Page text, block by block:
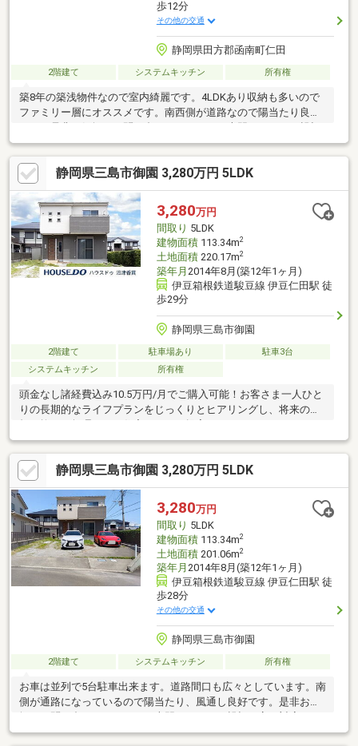
歩12分
その他の交通
静岡県田方郡函南町仁田
2階建て システムキッチン 所有権
築8年の築浅物件なので室内綺麗です。4LDKあり収納も多いので
ファミリー層にオススメです。南西側が道路なので陽当たり良好
丁寧に対応いたします。
静岡県三島市御園 3,280万円 5LDK
3,280万円
間取り 5LDK
建物面積113.34m2
土地面積220.17m2
築年月 2014年8月(築12年1ヶ月)
伊豆箱根鉄道駿豆線 伊豆仁田駅 徒
歩29分
静岡県三島市御園
2階建て 駐車場あり
駐車3台
システムキッチン
所有権
頭金なし諸経費込み10.5万円/月でご購入可能！お客さま一人ひと
りの長期的なライフプランをじっくりとヒアリングし、将来の負
担を抑えた無理のない住宅ローンを提案いたします。
静岡県三島市御園 3,280万円 5LDK
3,280万円
間取り 5LDK
建物面積113.34m2
土地面積201.06m2
築年月 2014年8月(築12年1ヶ月)
伊豆箱根鉄道駿豆線 伊豆仁田駅 徒
歩28分
その他の交通
静岡県三島市御園
2階建て システムキッチン 所有権
お車は並列で5台駐車出来ます。道路間口も広々としています。南
側が通路になっているので陽当たり、風通し良好です。是非お気
します。